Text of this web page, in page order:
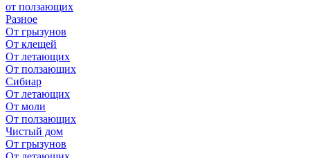
от ползающих
Разное
От грызунов
От клещей
От летающих
От ползающих
Сибиар
От летающих
От моли
От ползающих
Чистый дом
От грызунов